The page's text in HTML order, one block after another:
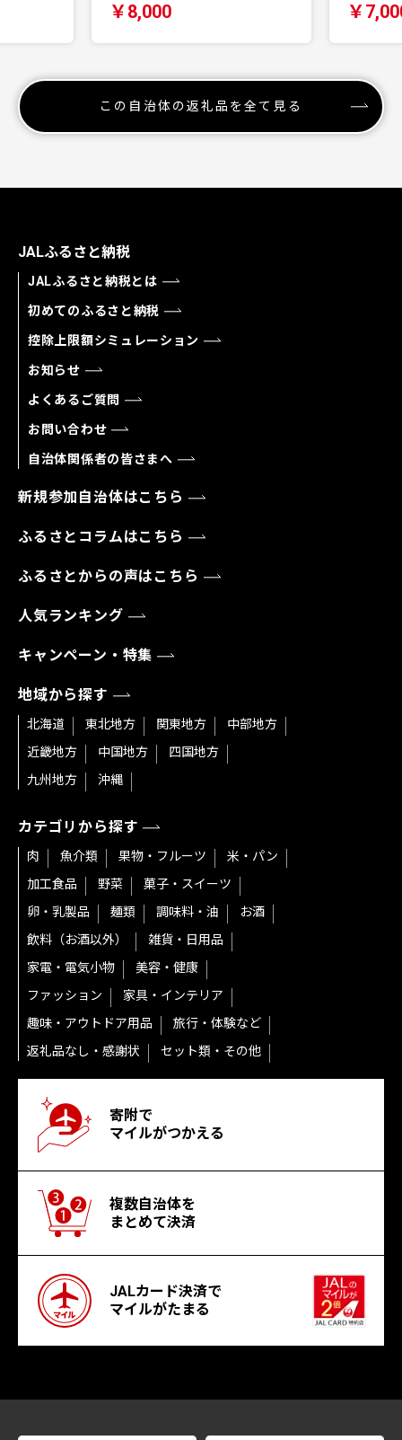
￥8,000 ￥
この自治体の返礼品を全て見る
JALふるさと納税
JALふるさと納税とは
初めてのふるさと納税
控除上限額シミュレーション
お知らせ
よくあるご質問
お問い合わせ
自治体関係者の皆さまへ
新規参加自治体はこちら
ふるさとコラムはこちら
ふるさとからの声はこちら
人気ランキング
キャンペーン・特集
地域から探す
北海道 東北地方 関東地方
中部地方
近畿地方
中国地方
四国地方
九州地方
沖縄
カテゴリから探す
肉 魚介類 果物・フルーツ
米・パン
加工食品
野菜
菓子・スイーツ
卵・乳製品
麺類 調味料・油
お酒
飲料（お酒以外）
雑貨・日用品
家電・電気小物
美容・健康
ファッション
家具・インテリア
趣味・アウトドア用品
旅行・体験など
返礼品なし・感謝状
セット類・その他
寄附で
マイルがつかえる
複数自治体を
まとめて決済
JALカード決済で
マイルがたまる